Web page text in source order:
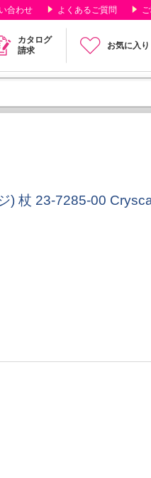
合わせ よくあるご質問
カタログ
請求
お気に入り
) 杖 23-7285-00